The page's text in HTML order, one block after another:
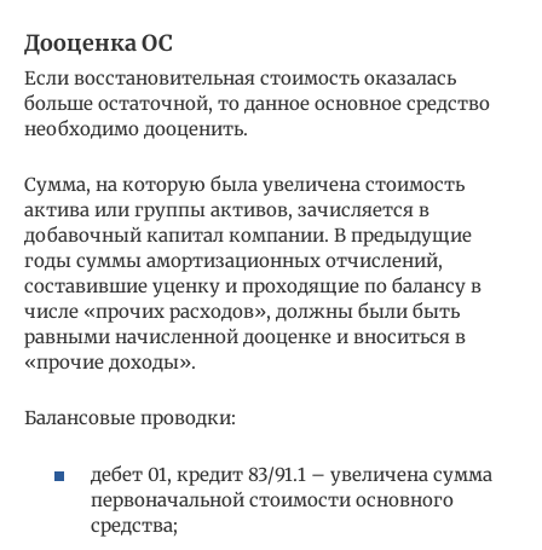
Дооценка ОС
Если восстановительная стоимость оказалась
больше остаточной, то данное основное средство
необходимо дооценить.
Сумма, на которую была увеличена стоимость
актива или группы активов, зачисляется в
добавочный капитал компании. В предыдущие
годы суммы амортизационных отчислений,
составившие уценку и проходящие по балансу в
числе «прочих расходов», должны были быть
равными начисленной дооценке и вноситься в
«прочие доходы».
Балансовые проводки:
дебет 01, кредит 83/91.1 – увеличена сумма
первоначальной стоимости основного
средства;